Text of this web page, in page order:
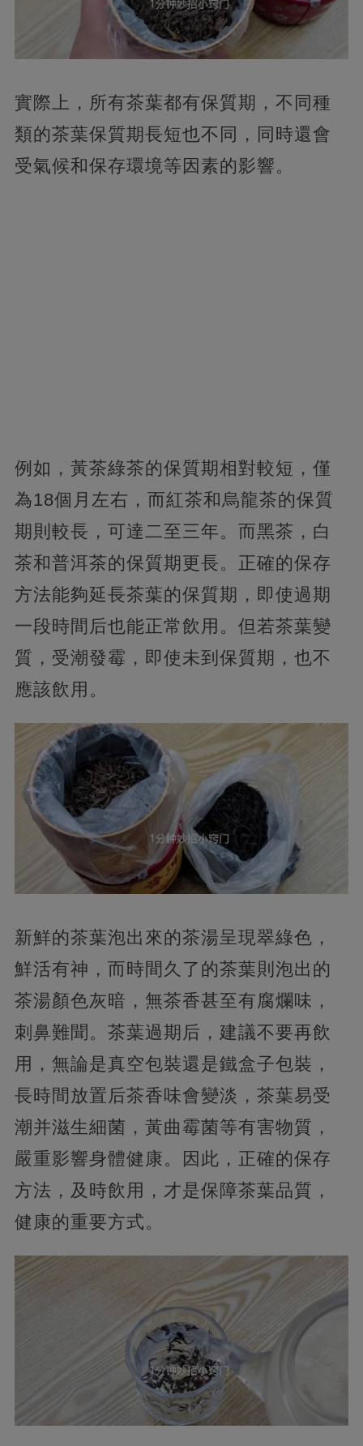
實際上， 所有茶葉都有保質期，不同種
類的茶葉保質期長短也不同，同時還會
受氣候和保存環境等因素的影響。
例如，黃茶綠茶的保質期相對較短，僅
為18個月左右，而紅茶和烏龍茶的保質
期則較長， 可達二至三年。而黑茶，白
茶和普洱茶的保質期更長。正確的保存
方法能夠延長茶葉的保質期，即使過期
一段時間后也能正常飲用。但若茶葉變
質，受潮發霉，即使未到保質期，也不
應該飲用。
新鮮的茶葉泡出來的茶湯呈現翠綠色，
鮮活有神，而時間久了的茶葉則泡出的
茶湯顏色灰暗，無茶香甚至有腐爛味，
刺鼻難聞。茶葉過期后，建議不要再飲
用，無論是真空包裝還是鐵盒子包裝，
長時間放置后茶香味會變淡，茶葉易受
潮并滋生細菌，黃曲霉菌等有害物質，
嚴重影響身體健康。因此，正確的保存
方法，及時飲用，才是保障茶葉品質，
健康的重要方式。